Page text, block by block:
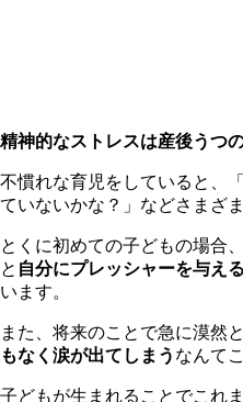
精神的なストレスは産後うつ
不慣れな育児をしていると、
ていないかな？」などさまざ
とくに初めての子どもの場合
と 自分にプレッシャーを与え
います。
ま た、将来のことで急に漠然
もなく涙が出てしまう なんて
子どもが生まれることでこれ